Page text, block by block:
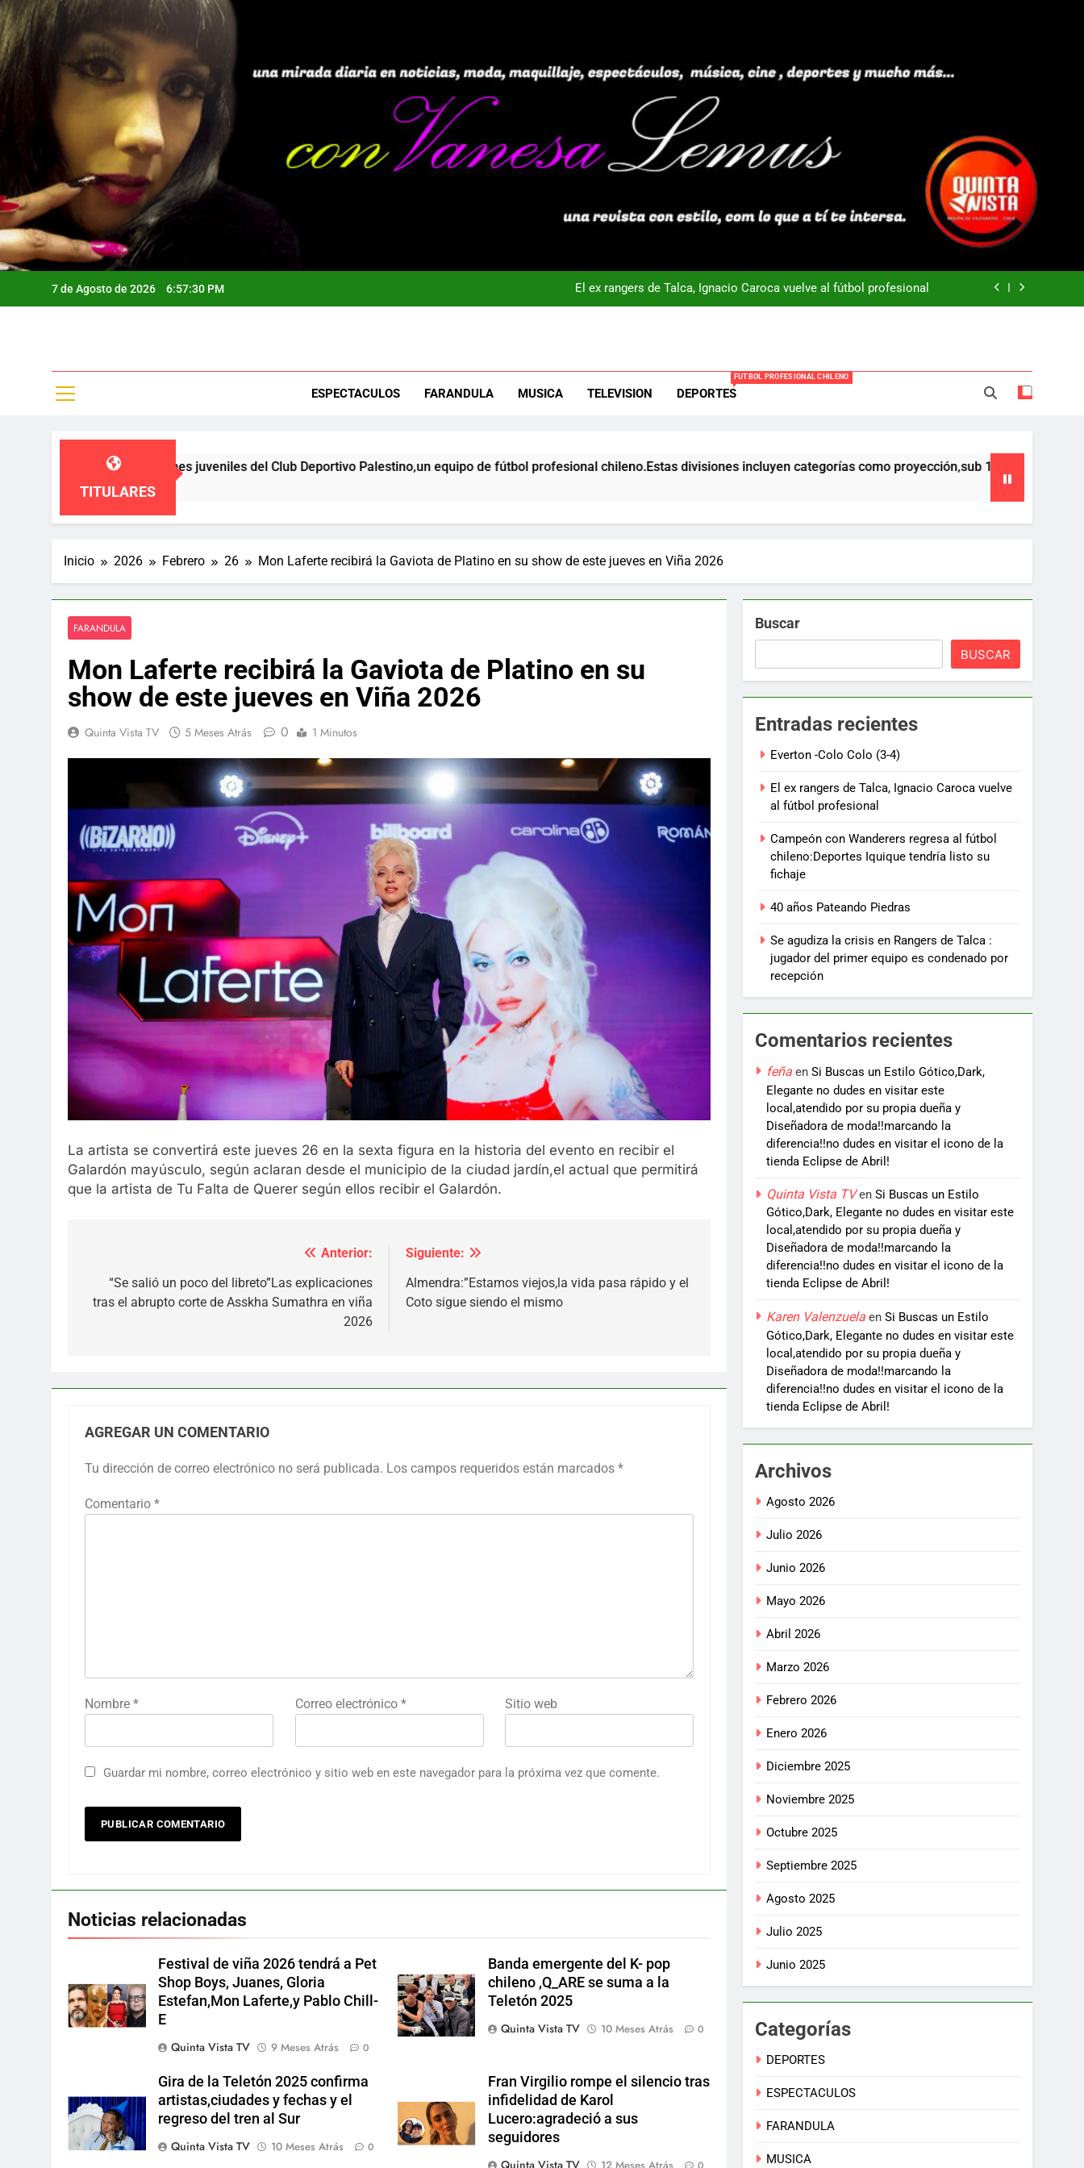
Saltar
al
contenido
7 de Agosto de 2026 6:57:31 PM
40 años Pateando Piedras
El ex rangers de Talca, Ignacio Caroca vuelve al fútbol profesional
Campeón con Wanderers regresa al fútbol chileno:Deportes Iquique tendría listo su fichaje
ESPECTACULOS FARANDULA MUSICA TELEVISION DEPORTES
FUTBOL PROFESIONAL CHILENO
TITULARES
a las diviciones juveniles del Club Deportivo Palestino,un equipo de fútbol profesional chileno.Estas divisiones incluyen categorías como proyección,sub 17,sub 16 y sub 15
Inicio 2026 Febrero 26 Mon Laferte recibirá la Gaviota de Platino en su show de este jueves en Viña 2026
FARANDULA
Mon Laferte recibirá la Gaviota de Platino en su
show de este jueves en Viña 2026
Quinta Vista TV 5 Meses Atrás 0 1 Minutos
La artista se convertirá este jueves 26 en la sexta figura en la historia del evento en recibir el
Galardón mayúsculo, según aclaran desde el municipio de la ciudad jardín,el actual que permitirá
que la artista de Tu Falta de Querer según ellos recibir el Galardón.
entradas
Anterior:
“Se salió un poco del libreto”Las explicaciones
tras el abrupto corte de Asskha Sumathra en viña
2026
Siguiente:
Almendra:”Estamos viejos,la vida pasa rápido y el
Coto sigue siendo el mismo
AGREGAR UN COMENTARIO
Tu dirección de correo electrónico no será publicada. Los campos requeridos están marcados *
Comentario *
Nombre * Correo electrónico * Sitio web
Guardar mi nombre, correo electrónico y sitio web en este navegador para la próxima vez que comente.
Noticias relacionadas
Festival de viña 2026 tendrá a Pet
Shop Boys, Juanes, Gloria
Estefan,Mon Laferte,y Pablo Chill-
E
Quinta Vista TV
9 Meses Atrás 0
Banda emergente del K- pop
chileno ,Q_ARE se suma a la
Teletón 2025
Quinta Vista TV
10 Meses Atrás 0
Gira de la Teletón 2025 confirma
artistas,ciudades y fechas y el
regreso del tren al Sur
Quinta Vista TV
10 Meses Atrás 0
Fran Virgilio rompe el silencio tras
infidelidad de Karol
Lucero:agradeció a sus
seguidores
Quinta Vista TV
12 Meses Atrás
Buscar
BUSCAR
Entradas recientes
Everton -Colo Colo (3-4)
El ex rangers de Talca, Ignacio Caroca vuelve
al fútbol profesional
Campeón con Wanderers regresa al fútbol
chileno:Deportes Iquique tendría listo su
fichaje
40 años Pateando Piedras
Se agudiza la crisis en Rangers de Talca :
jugador del primer equipo es condenado por
recepción
Comentarios recientes
feña enSi Buscas un Estilo Gótico,Dark,
Elegante no dudes en visitar este
local,atendido por su propia dueña y
Diseñadora de moda!!marcando la
diferencia!!no dudes en visitar el icono de la
tienda Eclipse de Abril!
Quinta Vista TVenSi Buscas un Estilo
Gótico,Dark, Elegante no dudes en visitar este
local,atendido por su propia dueña y
Diseñadora de moda!!marcando la
diferencia!!no dudes en visitar el icono de la
tienda Eclipse de Abril!
Karen Valenzuela enSi Buscas un Estilo
Gótico,Dark, Elegante no dudes en visitar este
local,atendido por su propia dueña y
Diseñadora de moda!!marcando la
diferencia!!no dudes en visitar el icono de la
tienda Eclipse de Abril!
Archivos
Agosto 2026
Julio 2026
Junio 2026
Mayo 2026
Abril 2026
Marzo 2026
Febrero 2026
Enero 2026
Diciembre 2025
Noviembre 2025
Octubre 2025
Septiembre 2025
Agosto 2025
Julio 2025
Junio 2025
Categorías
DEPORTES
ESPECTACULOS
FARANDULA
MUSICA